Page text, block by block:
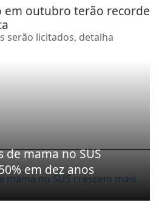
em outubro terão recorde
serão licitados, detalha
de mama no SUS
em dez anos